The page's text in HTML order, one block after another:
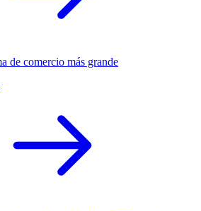
de comercio más grande